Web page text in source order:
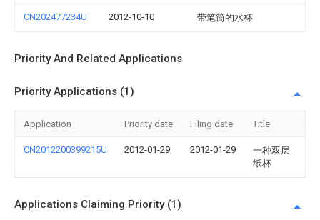
CN202477234U 2012-10-10 带笔筒的水杯
Priority And Related Applications
Priority Applications (1)
Application Priority date Filing date Title
CN2012200399215U 2012-01-29 2012-01-29
一种双层
纸杯
Applications Claiming Priority (1)